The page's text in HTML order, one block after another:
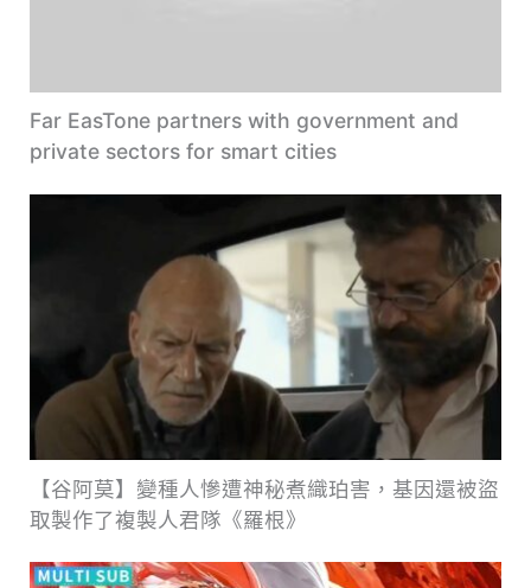
Far EasTone partners with government and
private sectors for smart cities
【谷阿莫】變種人慘遭神秘煮織珀害，基因還被盜
取製作了複製人君隊《羅根》